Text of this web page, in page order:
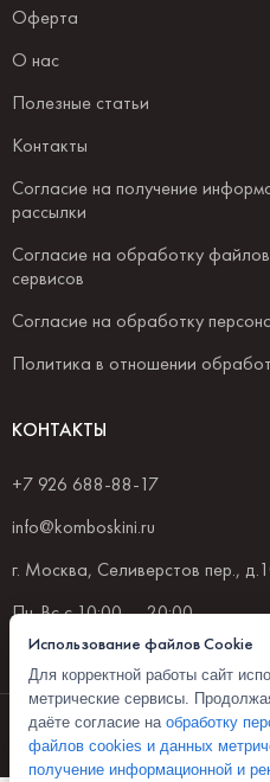
Оферта
О нас
Полезные статьи
Контакты
Согласие на получение
рассылки
Согласие на обработку
сервисов
Согласие на обработку
Политика в отношении
КОНТАКТЫ
+7 926 688-88-17
info@komboskini.ru
г. Москва, Селиверстов пер.,
Пн-Вс с 10:00 — 20:00
© 2026
Политика
Использование файлов Cookie
Для корректной работы сайт
метрические сервисы.
даёте согласие на обработку
файлов cookies и данных
получение информационной и